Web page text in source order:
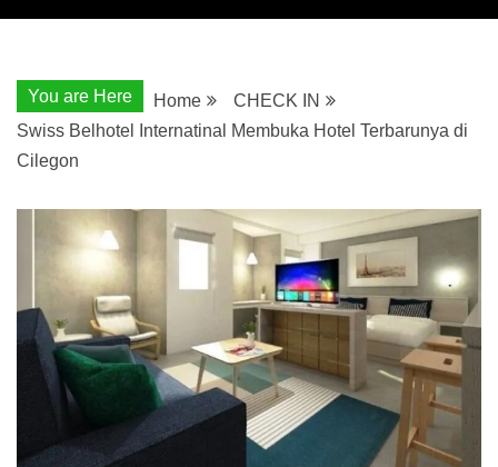
You are Here Home
CHECK IN
Swiss Belhotel Internatinal Membuka Hotel Terbarunya di
Cilegon